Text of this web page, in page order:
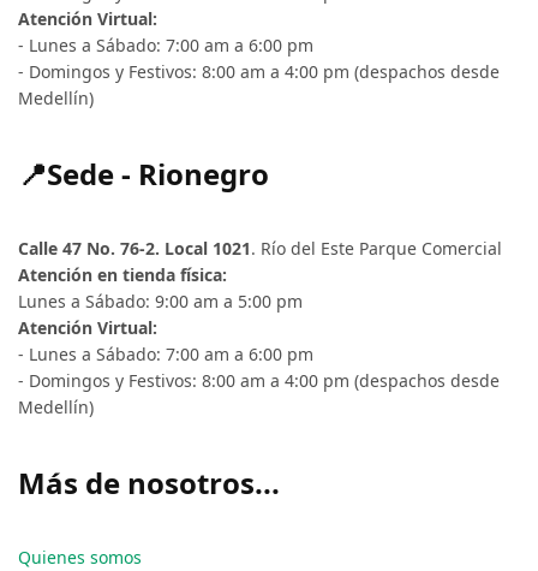
Atención Virtual:
- Lunes a Sábado: 7:00 am a 6:00 pm
- Domingos y Festivos: 8:00 am a 4:00 pm (despachos desde
Medellín)
📍Sede - Rionegro
Calle 47 No. 76-2. Local 1021. Río del Este Parque Comercial
Atención en tienda física:
Lunes a Sábado: 9:00 am a 5:00 pm
Atención Virtual:
- Lunes a Sábado: 7:00 am a 6:00 pm
- Domingos y Festivos: 8:00 am a 4:00 pm (despachos desde
Medellín)
Más de nosotros...
Quienes somos